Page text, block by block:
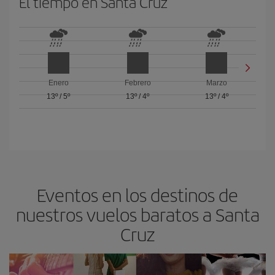
Enero
13º/5º
Febrero
13º/ 4º
Marzo
13º/ 4º
Eventos en los destinos de
nuestros vuelos baratos a Santa
Cruz